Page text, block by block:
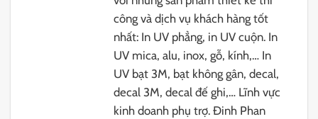
công và dịch vụ khách hàng tốt
nhất: In UV phẳng, in UV cuộn. In
UV mica, alu, inox, gỗ, kính,… In
UV bạt 3M, bạt không gân, decal,
decal 3M, decal đế ghi,… Lĩnh vực
kinh doanh phụ trợ. Đinh Phan